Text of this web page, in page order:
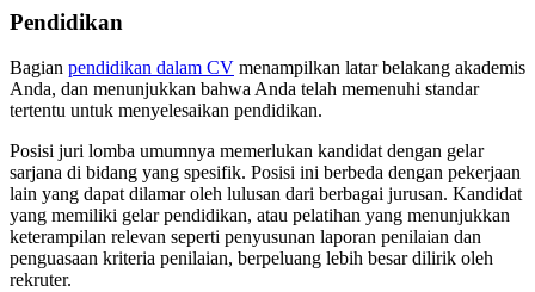
Pendidikan
Bagian pendidikan dalam CV menampilkan latar belakang akademis
Anda, dan menunjukkan bahwa Anda telah memenuhi standar
tertentu untuk menyelesaikan pendidikan.
Posisi juri lomba umumnya memerlukan kandidat dengan gelar
sarjana di bidang yang spesifik. Posisi ini berbeda dengan pekerjaan
lain yang dapat dilamar oleh lulusan dari berbagai jurusan. Kandidat
yang memiliki gelar pendidikan, atau pelatihan yang menunjukkan
keterampilan relevan seperti penyusunan laporan penilaian dan
penguasaan kriteria penilaian, berpeluang lebih besar dilirik oleh
rekruter.